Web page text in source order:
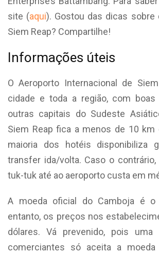
site (aqui). Gostou das dicas sobre
Siem Reap? Compartilhe!
Informações úteis
O Aeroporto Internacional de
cidade e toda a região, com boas
outras capitais do Sudeste
Siem Reap fica a menos de 10 km
maioria dos hotéis disponibiliza
transfer ida/volta. Caso o
tuk-tuk até ao aeroporto custa em
A moeda oficial do Camboja é o
entanto, os preços nos
dólares. Vá prevenido, pois
comerciantes só aceita a moeda